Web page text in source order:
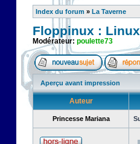
Index du forum » La Taverne
Floppinux :
Modérateur: poulette73
Aperçu avant impression
Auteur
Princesse Mariana